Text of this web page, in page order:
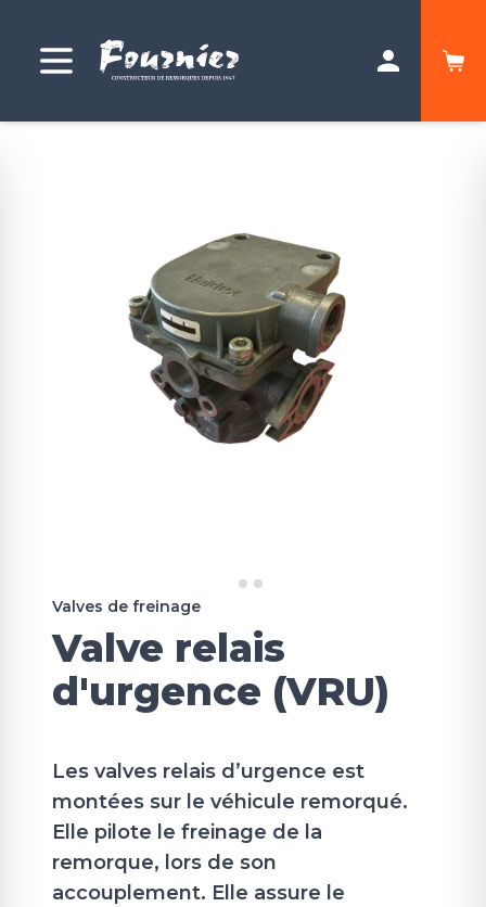
Valves de freinage
Valve relais
d'urgence (VRU)
Les valves relais d’urgence est
montées sur le véhicule remorqué.
Elle pilote le freinage de la
remorque, lors de son
accouplement. Elle assure le